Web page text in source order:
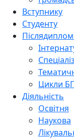
Вступнику
Студенту
Цикли
Діяльність
Освітня
Наукова